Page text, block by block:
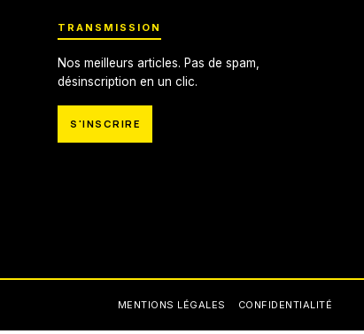
TRANSMISSION
Nos meilleurs articles. Pas de spam,
désinscription en un clic.
S'INSCRIRE
MENTIONS LÉGALES CONFIDENTIALITÉ